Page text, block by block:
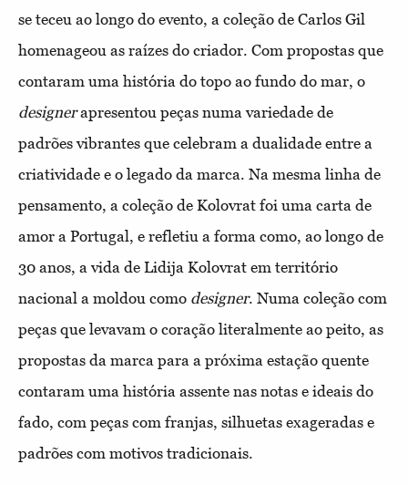
se teceu ao longo do evento, a coleção de Carlos Gil
homenageou as raízes do criador. Com propostas que
contaram uma história do topo ao fundo do mar, o
designerapresentou peças numa variedade de
padrões vibrantes que celebram a dualidade entre a
criatividade e o legado da marca. Na mesma linha de
pensamento, a coleção de Kolovrat foi uma carta de
amor a Portugal, e refletiu a forma como, ao longo de
30 anos, a vida de Lidija Kolovrat em território
nacional a moldou como designer. Numa coleção com
peças que levavam o coração literalmente ao peito, as
propostas da marca para a próxima estação quente
contaram uma história assente nas notas e ideais do
fado, com peças com franjas, silhuetas exageradas e
padrões com motivos tradicionais.